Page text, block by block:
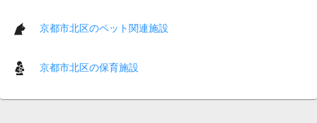
京都市北区のペット関連施設
京都市北区の保育施設